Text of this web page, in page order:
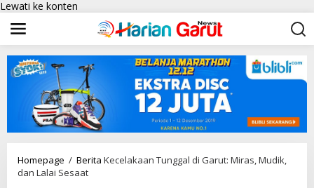
Lewati ke konten
Homepage / Berita Kecelakaan Tunggal di Garut: Miras, Mudik,
dan Lalai Sesaat